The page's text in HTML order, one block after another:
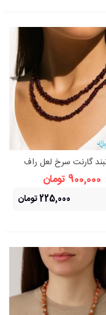
گارنت سرخ لعل راف
چیپسی
900,000 تومان
225,000 تومان